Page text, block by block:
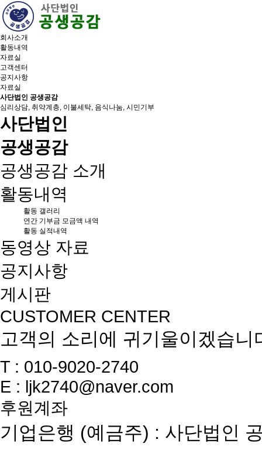
회사소개
활동내역
자료실
고객센터
공지사항
자료실
사단법인 공생공감
심리상담, 취약계층, 이불세탁, 음식나눔, 시민기부
사단법인
공생공감
공생공감 소개
활동내역
활동 갤러리
연간 기부금 모금액 내역
활동 실적내역
동영상 자료
공지사항
게시판
CUSTOMER CENTER
고객의 소리에 귀기울이겠습니
T : 010-9020-2740
E : ljk2740@naver.com
후원계좌
기업은행 (예금주) : 사단법인